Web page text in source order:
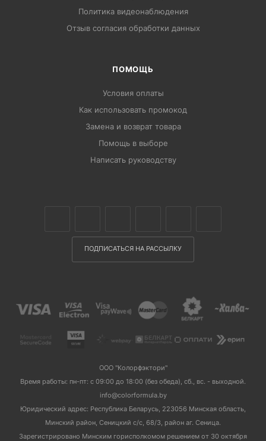
Политика видеонаблюдения
Отзыв согласия обработки данных
ПОМОЩЬ
Условия оплаты
Как использовать промокод
Замена и возврат товара
Помощь в выборе
Написать руководству
ПОДПИСАТЬСЯ НА РАССЫЛКУ
ООО "Колорфэктори"
Время работы: пн-пт: с 09:00 до 18:00 (без обеда), сб., вс. - выходной.
info@colorformula.by
Юридический адрес: Республика Беларусь, 223056 Минская область,
Минский район, Сеницкий с/с, 68/3, район аг. Сеница.
Зарегистрировано Минским горисполкомом решением от 30 октября